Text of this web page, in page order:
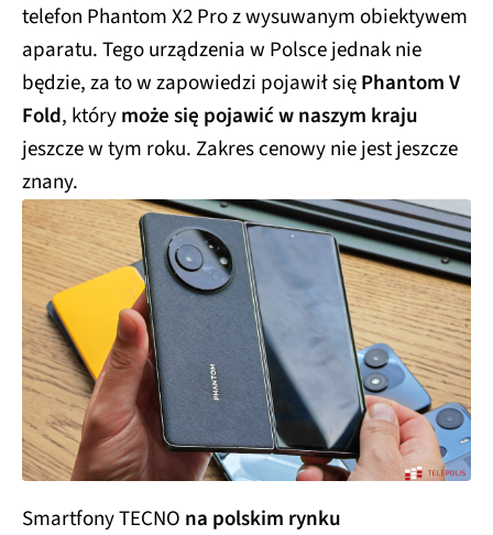
telefon Phantom X2 Pro z wysuwanym obiektywem
aparatu. Tego urządzenia w Polsce jednak nie
będzie, za to w zapowiedzi pojawił sięPhantom V
Fold, którymoże się pojawić w naszym kraju
jeszcze w tym roku. Zakres cenowy nie jest jeszcze
znany.
Smartfony TECNO na polskim rynku